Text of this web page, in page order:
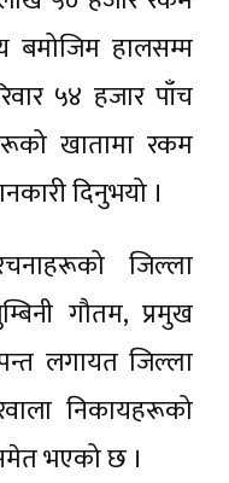
बमोजिम हालसम्म
५४ हजार पाँच
खातामा रकम
दिनुभयो ।
जिल्ला
गौतम, प्रमुख
लगायत जिल्ला
निकायहरूको
भएको छ ।